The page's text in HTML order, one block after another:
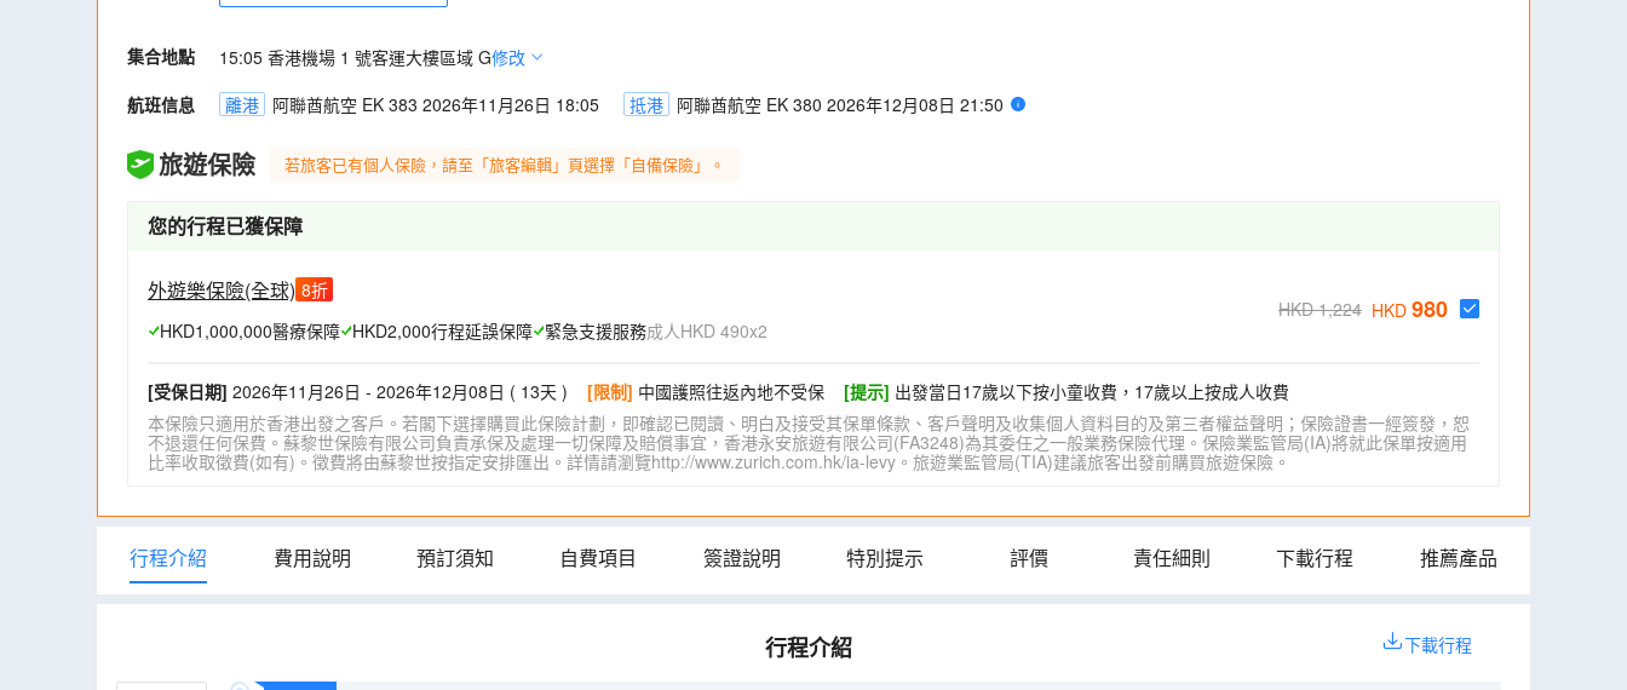
集合地點 15:05 香港機場 1 號客運大樓區域 G修改
航班信息
離港 阿聯酋航空 EK 383 2026年11月26日 18:05 抵港 阿聯酋航空 EK 380 2026年12月08日 21:50
旅遊保險 若旅客已有個人保險，請至「旅客編輯」頁選擇「自備保險」。
您的行程已獲保障
外遊樂保險(全球) 8折
HKD1,000,000醫療保障 HKD2,000行程延誤保障 緊急支援服務成人HKD 490x2
HKD 1,224 HKD 980
[受保日期] 2026年11月26日 - 2026年12月08日 ( 13天 ) [限制] 中國護照往返內地不受保 [提示] 出發當日17歲以下按小童收費，17歲以上按成人收費
本保險只適用於香港出發之客戶。若閣下選擇購買此保險計劃，即確認已閱讀、明白及接受其保單條款、客戶聲明及收集個人資料目的及第三者權益聲明；保險證書一經簽發，恕
不退還任何保費。蘇黎世保險有限公司負責承保及處理一切保障及賠償事宜，香港永安旅遊有限公司(FA3248)為其委任之一般業務保險代理。保險業監管局(IA)將就此保單按適用
比率收取徵費(如有)。徵費將由蘇黎世按指定安排匯出。詳情請瀏覽http://www.zurich.com.hk/ia-levy。旅遊業監管局(TIA)建議旅客出發前購買旅遊保險。
行程介紹 費用說明 預訂須知 自費項目 簽證說明 特別提示 評價 責任細則 下載行程 推薦產品
行程介紹 下載行程